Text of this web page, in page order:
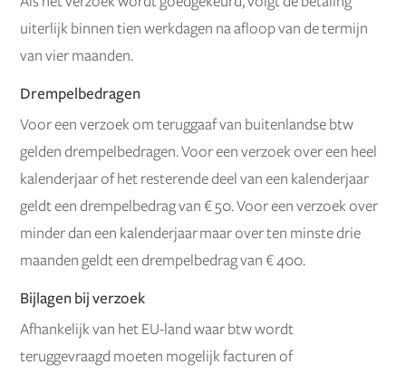
uiterlijk binnen tien werkdagen na afloop van de termijn
van vier maanden.
Drempelbedragen
Voor een verzoek om teruggaaf van buitenlandse btw
gelden drempelbedragen. Voor een verzoek over een heel
kalenderjaar of het resterende deel van een kalenderjaar
geldt een drempelbedrag van € 50. Voor een verzoek over
minder dan een kalenderjaar maar over ten minste drie
maanden geldt een drempelbedrag van € 400.
Bijlagen bij verzoek
Afhankelijk van het EU-land waar btw wordt
teruggevraagd moeten mogelijk facturen of